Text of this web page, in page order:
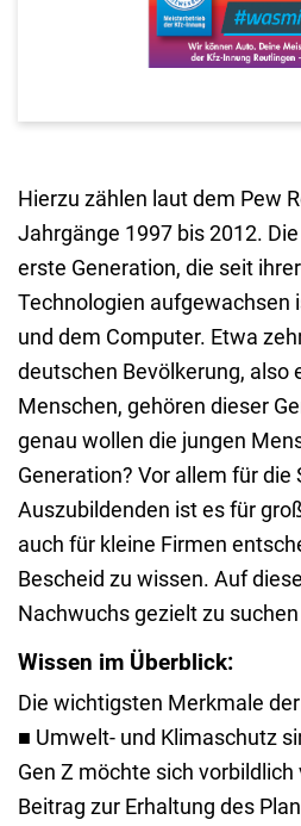
Hierzu zählen laut dem Pew
Jahrgänge 1997 bis 2012.
erste Generation, die seit
Technologien aufgewachsen
und dem Computer. Etwa
deutschen Bevölkerung, also
Menschen, gehören dieser
genau wollen die jungen
Generation? Vor allem für die
Auszubildenden ist es für
auch für kleine Firmen
Bescheid zu wissen. Auf
Nachwuchs gezielt zu
Wissen im Überblick:
Die wichtigsten Merkmale
■ Umwelt- und Klimaschutz
Gen Z möchte sich
Beitrag zur Erhaltung des